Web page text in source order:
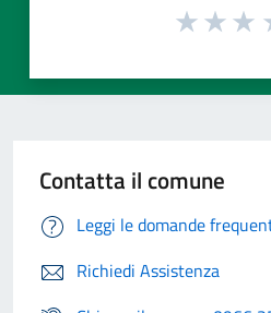
Contatta il comune
Leggi le domande
Richiedi Assistenza